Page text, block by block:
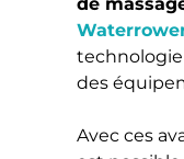
des
Avec ces